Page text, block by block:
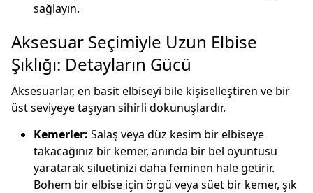
sağlayın.
Aksesuar Seçimiyle Uzun Elbise
Şıklığı: Detayların Gücü
Aksesuarlar, en basit elbiseyi bile kişiselleştiren ve bir
üst seviyeye taşıyan sihirli dokunuşlardır.
Kemerler: Salaş veya düz kesim bir elbiseye
takacağınız bir kemer, anında bir bel oyuntusu
yaratarak silüetinizi daha feminen hale getirir.
Bohem bir elbise için örgü veya süet bir kemer, şık